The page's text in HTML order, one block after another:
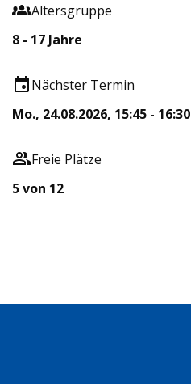
Altersgruppe
8 - 17 Jahre
Nächster Termin
Mo., 24.08.2026, 15:45 - 16:30
Freie Plätze
5 von 12